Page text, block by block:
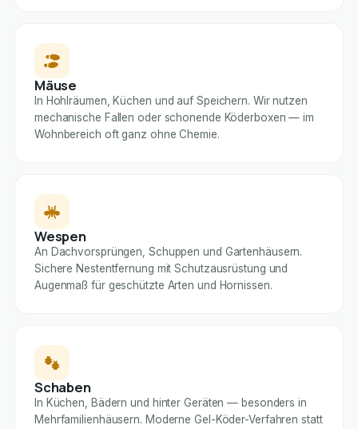
Mäuse
In Hohlräumen, Küchen und auf Speichern. Wir nutzen
mechanische Fallen oder schonende Köderboxen — im
Wohnbereich oft ganz ohne Chemie.
Wespen
An Dachvorsprüngen, Schuppen und Gartenhäusern.
Sichere Nestentfernung mit Schutzausrüstung und
Augenmaß für geschützte Arten und Hornissen.
Schaben
In Küchen, Bädern und hinter Geräten — besonders in
Mehrfamilienhäusern. Moderne Gel-Köder-Verfahren statt